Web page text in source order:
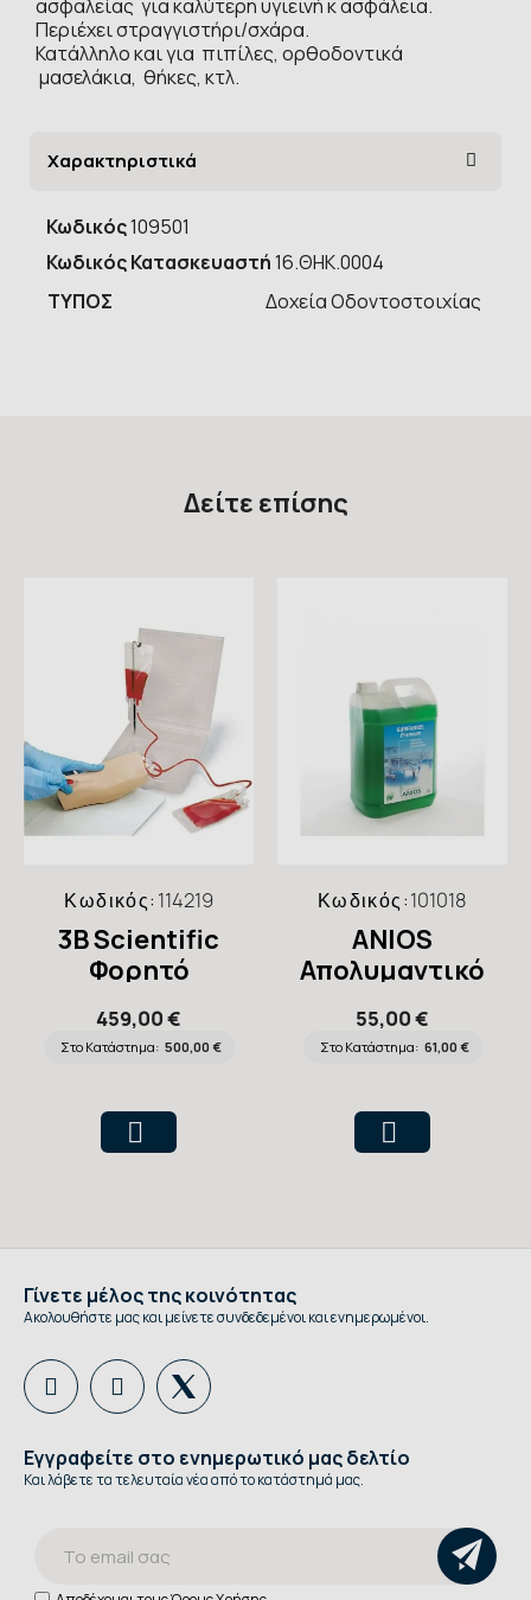
ασφαλείας για καλύτερη υγιεινή κ ασφάλεια.
Περιέχει στραγγιστήρι/σχάρα.
Κατάλληλο και για πιπίλες, ορθοδοντικά
μασελάκια, θήκες, κτλ.
Χαρακτηριστικά
Κωδικός109501
Κωδικός Κατασκευαστή16.ΘΗΚ.0004
ΤΥΠOΣ
Δοχεία Οδοντοστοιχίας
Δείτε επίσης
Κωδικός: 114219
3B Scientific
Φορητό
Πρόπλασμα IV
Arm Trainer
459,00 €
Στο Κατάστημα: 500,00 €
Κωδικός:101018
ANIOS
Απολυμαντικό
Επιφανειών
Συμπυκνωμένο
Surfanios
55,00 €
Στο Κατάστημα: 61,00 €
Γίνετε μέλος της κοινότητας
Ακολουθήστε μας και μείνετε συνδεδεμένοι και ενημερωμένοι.
Εγγραφείτε στο ενημερωτικό μας δελτίο
Και λάβετε τα τελευταία νέα από το κατάστημά μας.